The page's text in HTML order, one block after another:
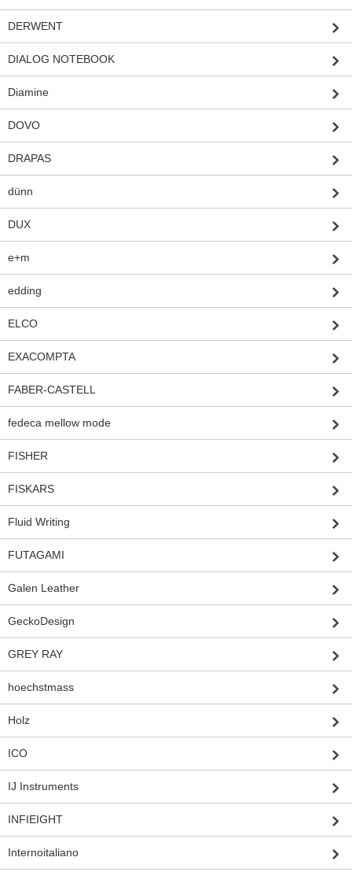
DERWENT
DIALOG NOTEBOOK
Diamine
DOVO
DRAPAS
dünn
DUX
e+m
edding
ELCO
EXACOMPTA
FABER-CASTELL
fedeca mellow mode
FISHER
FISKARS
Fluid Writing
FUTAGAMI
Galen Leather
GeckoDesign
GREY RAY
hoechstmass
Holz
ICO
IJ Instruments
INFIEIGHT
Internoitaliano